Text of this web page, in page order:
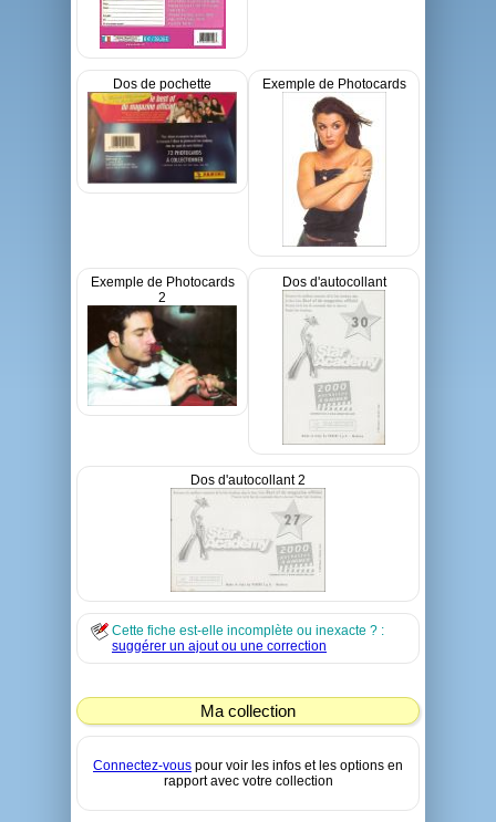
Dos de pochette Exemple de Photocards
Exemple de Photocards
2
Dos d'autocollant
Dos d'autocollant 2
Cette fiche est-elle incomplète ou inexacte ? :
suggérer un ajout ou une correction
Ma collection
Connectez-vous pour voir les infos et les options en
rapport avec votre collection